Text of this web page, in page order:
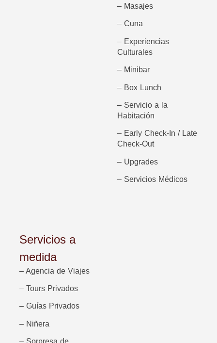
– Masajes
–Cuna
– Experiencias
Culturales
– Minibar
– Box Lunch
– Servicio a la
Habitación
– Early Check-In / Late
Check-Out
– Upgrades
– Servicios Médicos
Servicios a
medida
– Agencia de Viajes
– Tours Privados
– Guías Privados
– Niñera